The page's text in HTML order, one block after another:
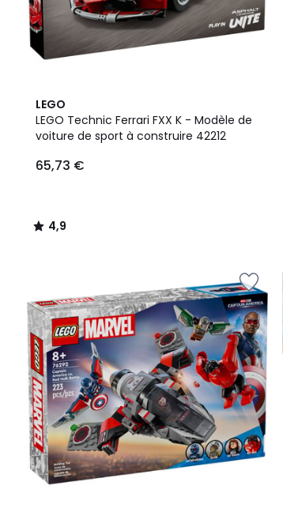
LEGO
LEGO Technic Ferrari FXX K - Modèle de
voiture de sport à construire 42212
65,73 €
4,9
/ 5
4,9
/